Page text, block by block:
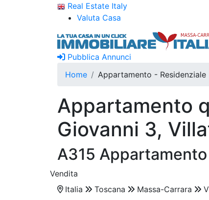
Real Estate Italy
Valuta Casa
Pubblica Annunci
Home
Appartamento - Residenziale
Appartamento
Giovanni 3,
A315
Vendita
Italia
Toscana Massa-Carrara